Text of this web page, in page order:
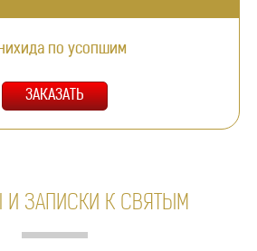
по усопшим
ЗАПИСКИ К СВЯТЫМ